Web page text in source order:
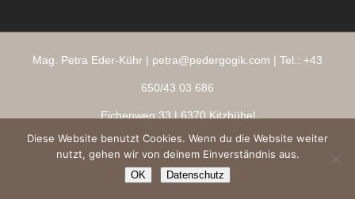
Mag. Petra Eder-Kühr | petra@pedergogik.com | Tel.: +43
650/43 03 686
Eichenweg 33 | 6370 Kitzbühel
Impressum|AGBs|Datenschutz|Ringana Shop
Copyright 2026 ® pedergogik.com
Diese Website benutzt Cookies. Wenn du die Website weiter
nutzt, gehen wir von deinem Einverständnis aus.
OK Datenschutz